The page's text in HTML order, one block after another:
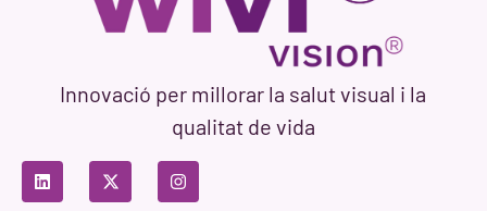
Innovació per millorar la salut visual i la
qualitat de vida